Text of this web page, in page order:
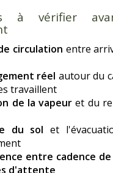
à vérifier
circulation entre
réel autour du
travaillent
de la vapeur et du
du sol et
entre cadence
d'attente